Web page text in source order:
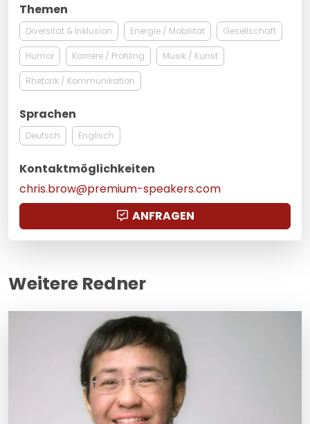
Themen
Diversität & Inklusion Energie / Mobilität Gesellschaft
Humor Karriere / Profiling Musik / Kunst
Rhetorik / Kommunikation
Sprachen
Deutsch Englisch
Kontaktmöglichkeiten
chris.brow@premium-speakers.com
ANFRAGEN
Weitere Redner